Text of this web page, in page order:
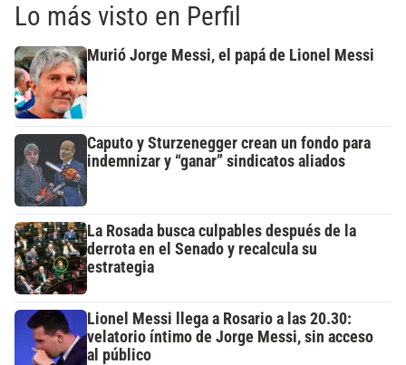
Lo más visto en Perfil
Murió Jorge Messi, el papá de Lionel Messi
Caputo y Sturzenegger crean un fondo para
indemnizar y “ganar” sindicatos aliados
La Rosada busca culpables después de la
derrota en el Senado y recalcula su
estrategia
Lionel Messi llega a Rosario a las 20.30:
velatorio íntimo de Jorge Messi, sin acceso
al público